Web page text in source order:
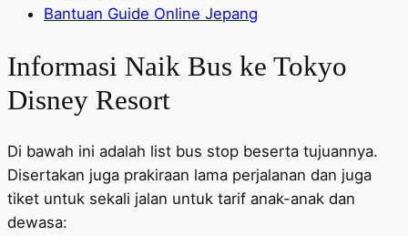
Bantuan Guide Online Jepang
Informasi Naik Bus ke Tokyo
Disney Resort
Di bawah ini adalah list bus stop beserta tujuannya.
Disertakan juga prakiraan lama perjalanan dan juga
tiket untuk sekali jalan untuk tarif anak-anak dan
dewasa: